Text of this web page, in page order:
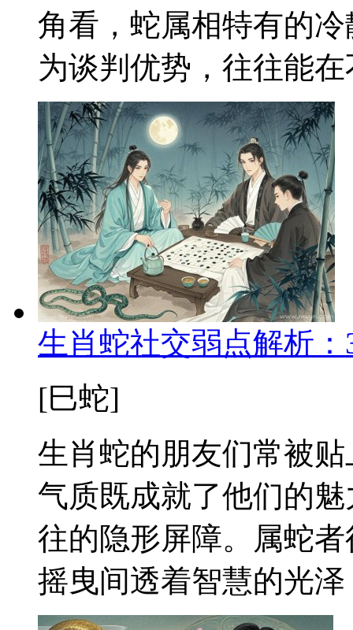
角看，蛇属相特有的
为谈判优势，往往能
生肖蛇社交弱点解析
[巳蛇]
生肖蛇的朋友们常被
气质既成就了他们的
往的隐形屏障。属蛇
摇曳间透着智慧的光